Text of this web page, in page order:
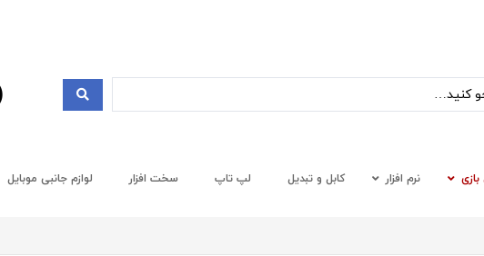
نرم افزار کابل و تبدیل لپ تاپ سخت افزار لوازم جانبی موبایل